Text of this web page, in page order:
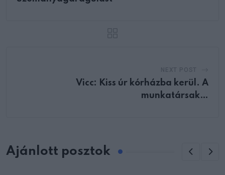
Vicc: Kiss úr kórházba kerül. A
munkatársak…
Ajánlott posztok